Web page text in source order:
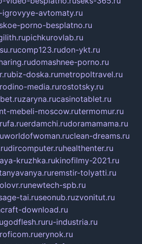
avtomaty.ru
porno-besplatno.ru
pichkurovlab.ru
comp123.rudon-ykt.ru
domashnee-porno.ru
biz-doska.rumetropoltravel.ru
media.rurostotsky.ru
zaryna.rucasinotablet.ru
mebeli-moscow.rutermomur.ru
erdamchi.rudoramamama.ru
worldofwoman.ruclean-dreams.ru
dircomputer.ruhealthenter.ru
kruzhka.rukinofilmy-2021.ru
remstir-tolyatti.ru
newtech-spb.ru
tai.ruseonub.ruzvonitut.ru
download.ru
godflesh.ruru-industria.ru
erynok.ru